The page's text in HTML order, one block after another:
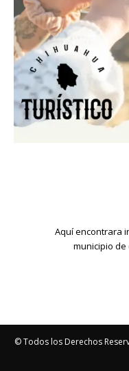
Aquí encontrara
municipio de
© Todos los Derechos